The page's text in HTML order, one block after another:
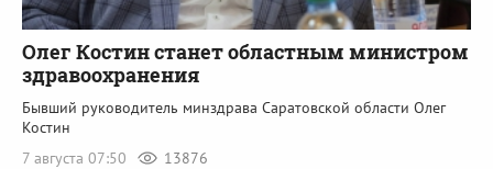
Олег Костин станет областным министром
здравоохранения
Бывший руководитель минздрава Саратовской области Олег
Костин
7 августа 07:50
13876